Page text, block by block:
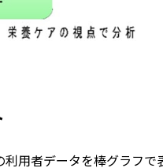
用者データを棒グラフで